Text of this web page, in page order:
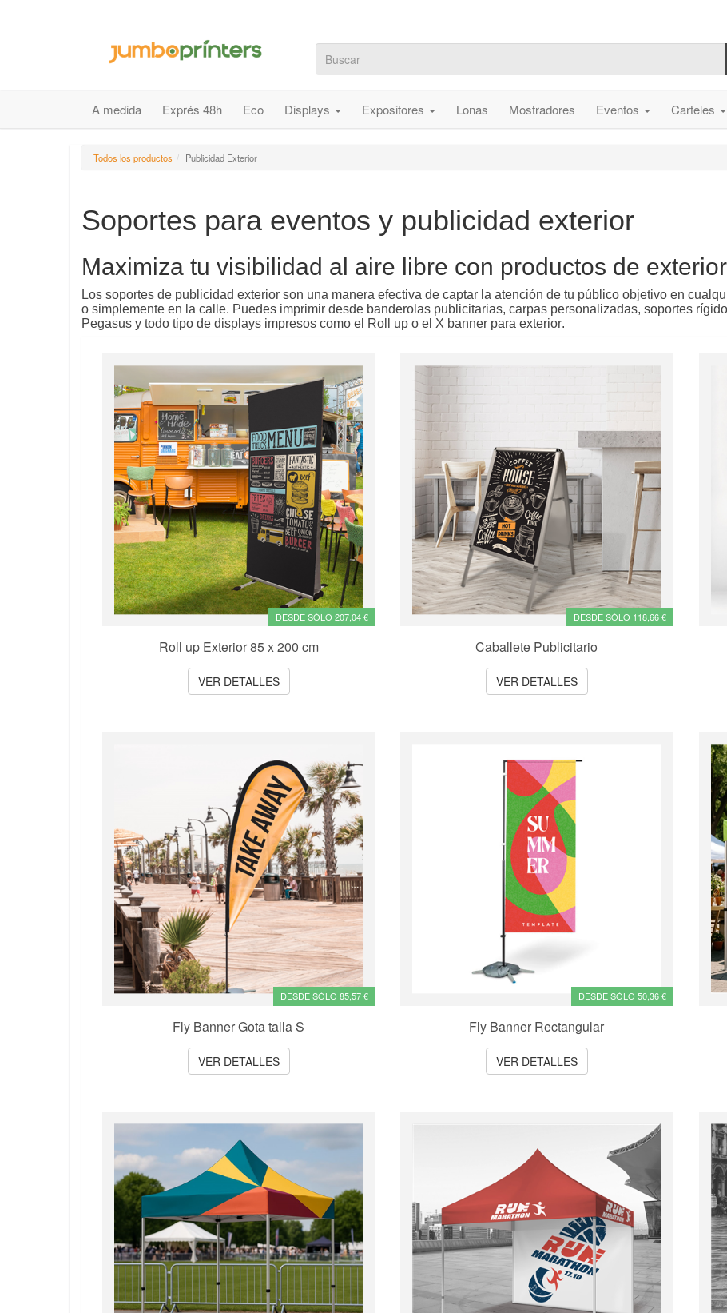
A medida Exprés 48h Eco Displays Expositores Lonas Mostradores Eventos Carteles
Todos los productos Publicidad Exterior
Soportes para eventos y publicidad exterior
Maximiza tu visibilidad al aire libre con productos de exterior
Los soportes de publicidad exterior son una manera efectiva de captar la atención de tu público objetivo en
o simplemente en la calle. Puedes imprimir desde banderolas publicitarias, carpas personalizadas, soportes
Pegasus y todo tipo de displays impresos como el Roll up o el X banner para exterior.
DESDE SÓLO 207,04 €
Roll up Exterior 85 x 200 cm
VER DETALLES
DESDE SÓLO 118,66 €
Caballete Publicitario
VER DETALLES
DESDE SÓLO 85,57 €
Fly Banner Gota talla S
VER DETALLES
DESDE SÓLO 50,36 €
Fly Banner Rectangular
VER DETALLES